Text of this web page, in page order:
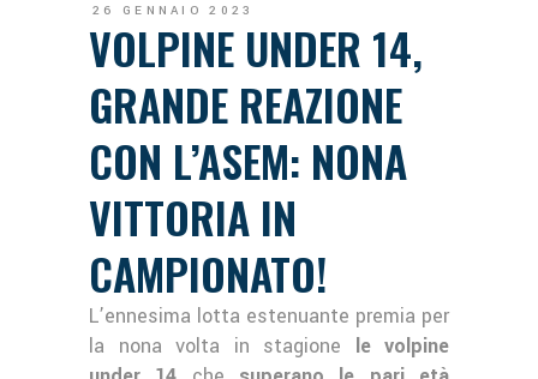
26 GENNAIO 2023
VOLPINE UNDER 14,
GRANDE REAZIONE
CON L’ASEM: NONA
VITTORIA IN
CAMPIONATO!
L’ennesima lotta estenuante premia per
la nona volta in stagione le volpine